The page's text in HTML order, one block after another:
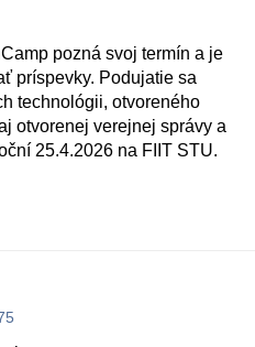
pozná svoj termín a je
príspevky. Podujatie sa
technológii, otvoreného
otvorenej verejnej správy a
25.4.2026 na FIIT STU.